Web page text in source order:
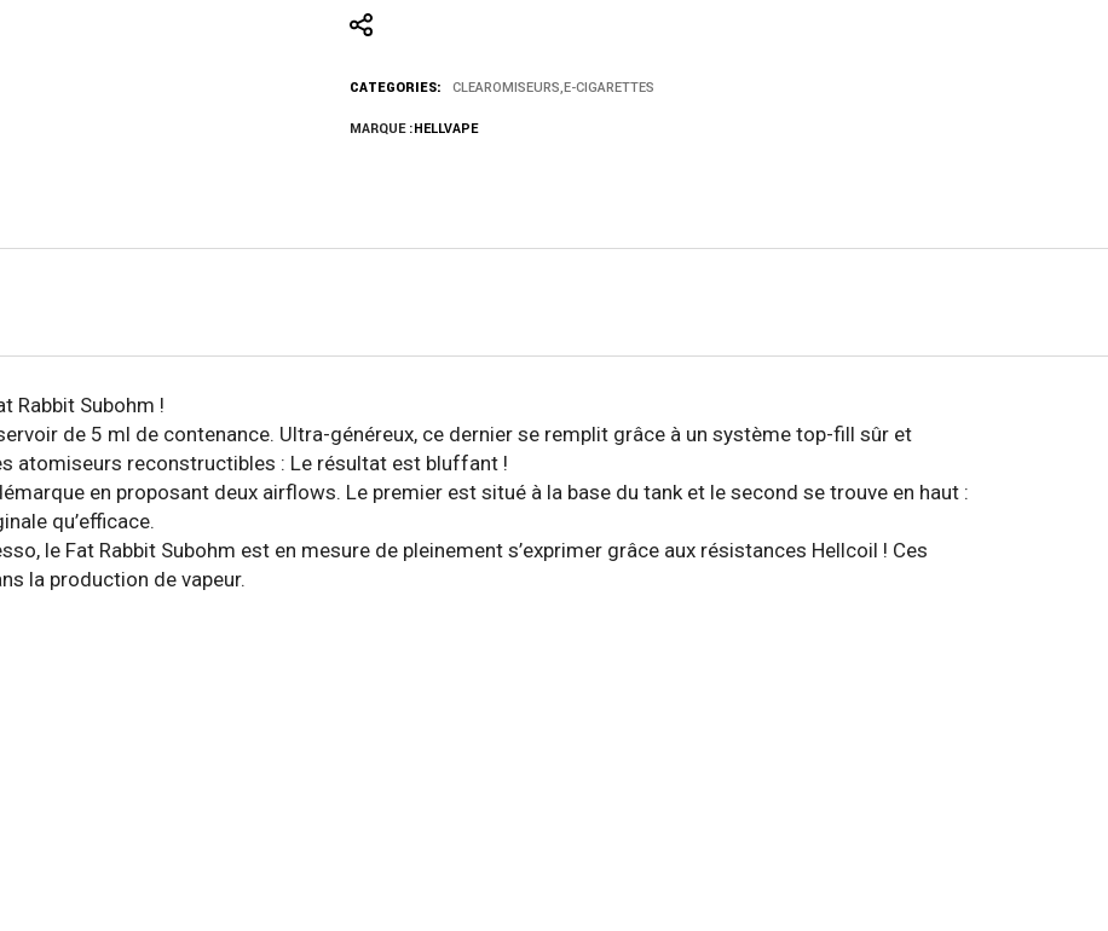
CATEGORIES: CLEAROMISEURS,E-CIGARETTES
MARQUE :HELLVAPE
Rabbit Subohm !
de 5 ml de contenance. Ultra-généreux, ce dernier se remplit grâce à un système top-fill sûr et
atomiseurs reconstructibles : Le résultat est bluffant !
en proposant deux airflows. Le premier est situé à la base du tank et le second se trouve en haut :
qu’efficace.
le Fat Rabbit Subohm est en mesure de pleinement s’exprimer grâce aux résistances Hellcoil ! Ces
la production de vapeur.